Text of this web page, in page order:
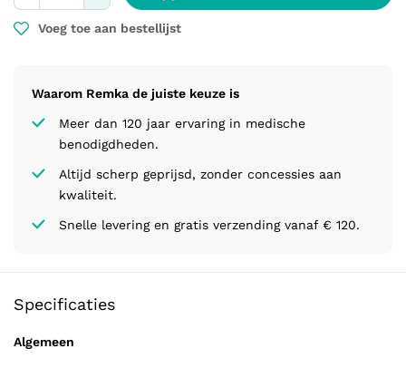
Voeg toe aan bestellijst
Waarom Remka de juiste keuze is
Meer dan 120 jaar ervaring in medische
benodigdheden.
Altijd scherp geprijsd, zonder concessies aan
kwaliteit.
Snelle levering en gratis verzending vanaf € 120.
Specificaties
Algemeen